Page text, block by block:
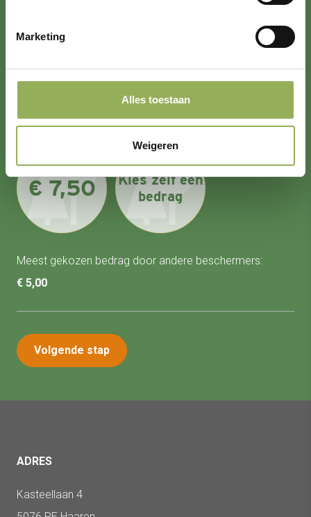
Marketing
Alles toestaan
Weigeren
€ 2,50 € 5,00
€ 7,50
Kies zelf een
bedrag
Meest gekozen bedrag door andere beschermers:
€ 5,00
Volgende stap
ADRES
Kasteellaan 4